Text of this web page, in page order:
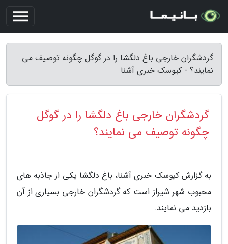
گردشگران خارجی باغ دلگشا را در گوگل چگونه توصیف می
نمایند؟ - کیوسک خبری آشنا
گردشگران خارجی باغ دلگشا را در گوگل
چگونه توصیف می نمایند؟
به گزارش کیوسک خبری آشنا، باغ دلگشا یکی از جاذبه های
محبوب شهر شیراز است که گردشگران خارجی بسیاری از آن
بازدید می نمایند.